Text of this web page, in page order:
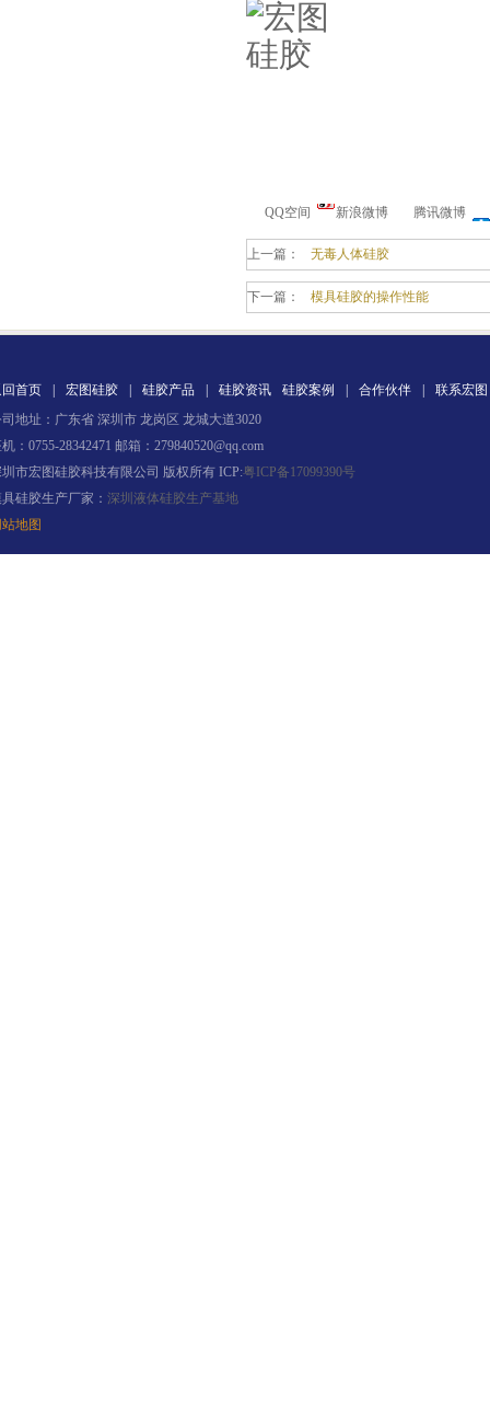
QQ空间 新浪微博 腾讯微博
上一篇： 无毒人体硅胶
下一篇： 模具硅胶的操作性能
首页 宏图硅胶 硅胶产品 硅胶资讯 硅胶案例 合作伙伴
联系宏图
地址：广东省 深圳市 龙岗区 龙城大道3020
：0755-28342471 邮箱：279840520@qq.com
市宏图硅胶科技有限公司 版权所有 ICP:粤ICP备17099390号
硅胶生产厂家： 深圳液体硅胶生产基地
地图